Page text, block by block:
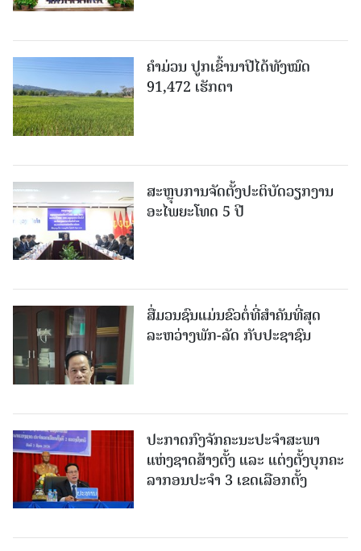
ຄໍາມ່ວນ ປູກເຂົ້ານາປີໄດ້ທັງໝົດ
91,472 ເຮັກຕາ
ສະຫຼຸບການຈັດຕັ້ງປະຕິບັດວຽກງານ
ອະໄພຍະໂທດ 5 ປີ
ສື່ມວນຊົນແມ່ນຂົວຕໍ່ທີ່ສໍາຄັນທີ່ສຸດ
ລະຫວ່າງພັກ-ລັດ ກັບປະຊາຊົນ
ປະກາດກົງຈັກຄະນະປະຈໍາສະພາ
ແຫ່ງຊາດສ້າງຕັ້ງ ແລະ ແຕ່ງຕັ້ງບຸກຄະ
ລາກອນປະຈໍາ 3 ເຂດເລືອກຕັ້ງ